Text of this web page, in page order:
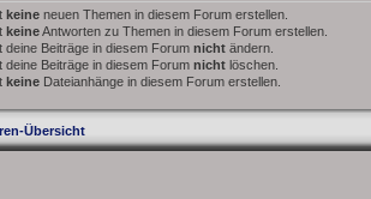
keine neuen Themen in diesem Forum erstellen.
keineAntworten zu Themen in diesem Forum erstellen.
deine Beiträge in diesem Forum nicht ändern.
deine Beiträge in diesem Forum nicht löschen.
keine Dateianhänge in diesem Forum erstellen.
Übersicht